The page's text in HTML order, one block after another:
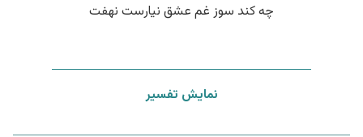
چه کند سوز غم عشق نیارست نهفت
نمایش تفسیر